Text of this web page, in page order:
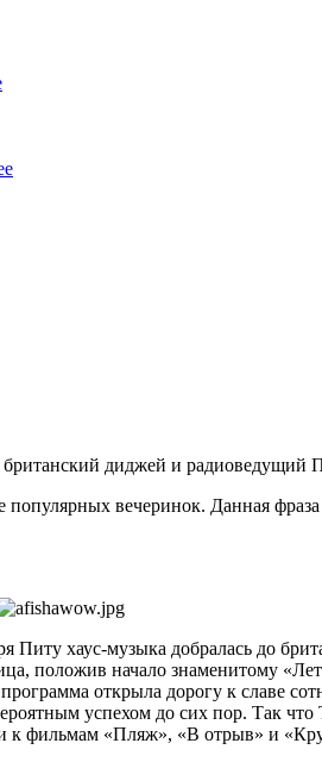
диджей и радиоведущий
вечеринок. Данная
хаус-музыка добралась до
положив начало знаменитому
открыла дорогу к славе
успехом до сих пор. Так
фильмам «Пляж», «В отрыв» и